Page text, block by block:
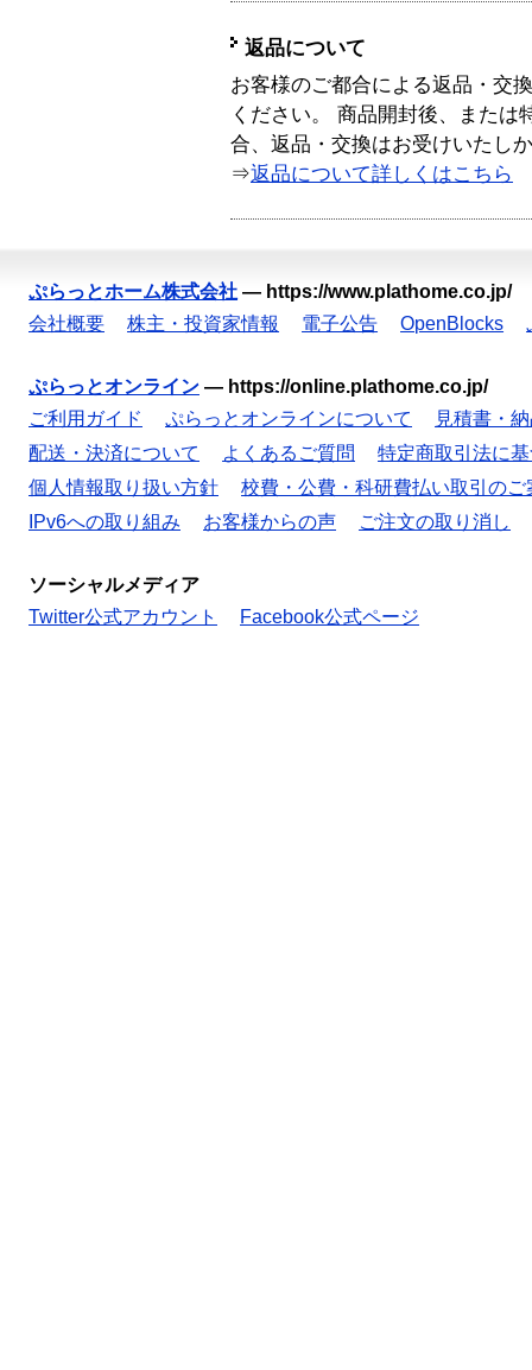
返品について
お客様のご都合による返品・交
ください。 商品開封後、または
合、返品・交換はお受けいたし
⇒返品について詳しくはこちら
ぷらっとホーム株式会社 — https://www.plathome.co.jp/
会社概要
株主・投資家情報 電子公告 OpenBlocks
ぷらっとオンライン — https://online.plathome.co.jp/
ご利用ガイド
ぷらっとオンラインについて
見積書・
配送・決済について
よくあるご質問
特定商取引法に
個人情報取り扱い方針
校費・公費・科研費払い取引のご
IPv6への取り組み
お客様からの声 ご注文の取り消し
ソーシャルメディア
Twitter公式アカウント
Facebook公式ページ